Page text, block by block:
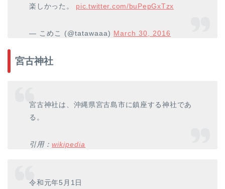
楽しかった。 pic.twitter.com/buPepGxTzx
— こめこ (@tatawaaa) March 30, 2016
宮古神社
宮古神社は、沖縄県宮古島市に鎮座する神社であ
る。
引用：wikipedia
令和元年5月1日